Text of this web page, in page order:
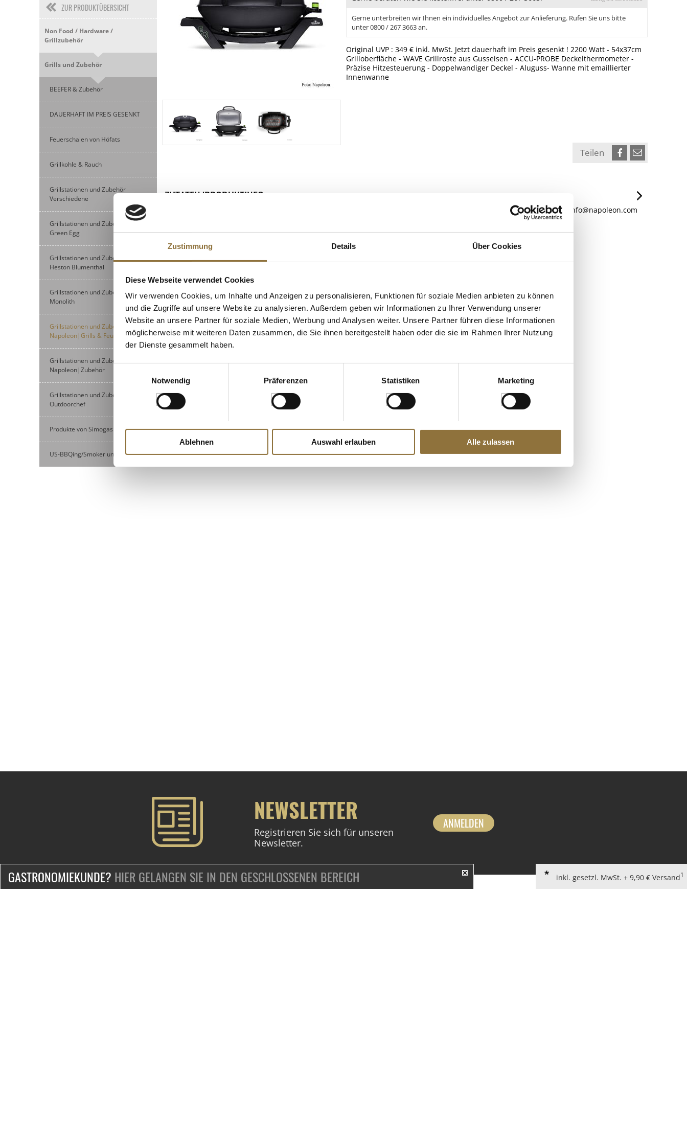
Zustimmung Details Über Cookies
Diese Webseite verwendet Cookies
Wir verwenden Cookies, um Inhalte und Anzeigen zu personalisieren, Funktionen für soziale Medien anbieten zu können
und die Zugriffe auf unsere Website zu analysieren. Außerdem geben wir Informationen zu Ihrer Verwendung unserer
Website an unsere Partner für soziale Medien, Werbung und Analysen weiter. Unsere Partner führen diese Informationen
möglicherweise mit weiteren Daten zusammen, die Sie ihnen bereitgestellt haben oder die sie im Rahmen Ihrer Nutzung
der Dienste gesammelt haben.
Notwendig
Präferenzen Statistiken Marketing
Ablehnen Auswahl erlauben Alle zulassen
ZUR PRODUKTÜBERSICHT
Non Food / Hardware /
Grillzubehör
Grills und Zubehör
BEEFER & Zubehör
DAUERHAFT IM PREIS GESENKT
Feuerschalen von Höfats
Grillkohle & Rauch
Grillstationen und Zubehör
Verschiedene
Grillstationen und Zubehör von Big
Green Egg
Grillstationen und Zubehör von
Heston Blumenthal
Grillstationen und Zubehör von
Monolith
Grillstationen und Zubehör von
Napoleon|Grills & Feuertische
Grillstationen und Zubehör von
Napoleon|Zubehör
Grillstationen und Zubehör von
Outdoorchef
Produkte von Simogas / Plancha
US-BBQing/Smoker und Zubehör
Gerne unterbreiten wir Ihnen ein individuelles Angebot zur Anlieferung. Rufen Sie uns bitte
unter 0800 / 267 3663 an.
Original UVP : 349 € inkl. MwSt. Jetzt dauerhaft im Preis gesenkt ! 2200 Watt - 54x37cm
Grilloberfläche - WAVE Grillroste aus Gusseisen - ACCU-PROBE Deckelthermometer -
Präzise Hitzesteuerung - Doppelwandiger Deckel - Aluguss- Wanne mit emaillierter
Innenwanne
Teilen
ZUTATEN/PRODUKTINFO
Verantwortlicher Unternehmer: Napoleon - Wolf Steel Europe B.V. De Riemsdijk 22 4004LC - Tiel, The Netherlands. eu.info@napoleon.com
NEWSLETTER
Registrieren Sie sich für unseren
Newsletter.
ANMELDEN
GASTRONOMIEKUNDE? HIER GELANGEN SIE IN DEN GESCHLOSSENEN BEREICH inkl. gesetzl. MwSt. + 9,90 € Versand1